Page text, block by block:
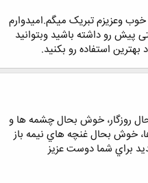
وعزیزم تبریک میگم.امیدوارم
رو داشته باشید وبتوانید
استفاده رو بکنید.
روزگار، خوش بحال چشمه ها و
خوش بحال غنچه هاي نيمه باز
براي شما دوست عزيز